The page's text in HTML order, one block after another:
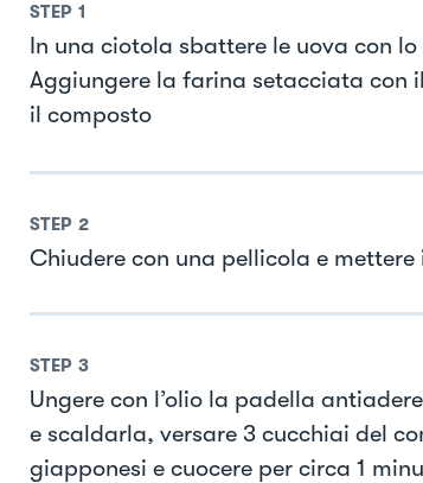
STEP 1
In una ciotola sbattere le uova con lo
Aggiungere la farina setacciata con
il composto
STEP 2
Chiudere con una pellicola e
STEP 3
Ungere con l’olio la padella
e scaldarla, versare 3 cucchiai del
giapponesi e cuocere per circa 1